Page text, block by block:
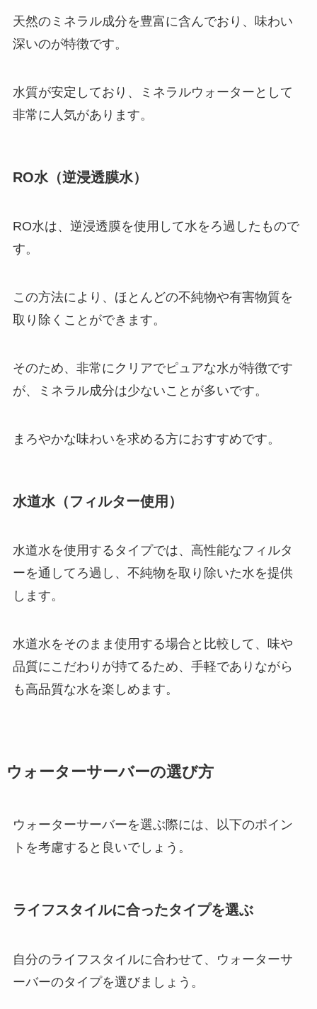
天然のミネラル成分を豊富に含んでおり、味わい
深いのが特徴です。
水質が安定しており、ミネラルウォーターとして
非常に人気があります。
RO水（逆浸透膜水）
RO水は、逆浸透膜を使用して水をろ過したもので
す。
この方法により、ほとんどの不純物や有害物質を
取り除くことができます。
そのため、非常にクリアでピュアな水が特徴です
が、ミネラル成分は少ないことが多いです。
まろやかな味わいを求める方におすすめです。
水道水（フィルター使用）
水道水を使用するタイプでは、高性能なフィルタ
ーを通してろ過し、不純物を取り除いた水を提供
します。
水道水をそのまま使用する場合と比較して、味や
品質にこだわりが持てるため、手軽でありながら
も高品質な水を楽しめます。
ウォーターサーバーの選び方
ウォーターサーバーを選ぶ際には、以下のポイン
トを考慮すると良いでしょう。
ライフスタイルに合ったタイプを選ぶ
自分のライフスタイルに合わせて、ウォーターサ
ーバーのタイプを選びましょう。